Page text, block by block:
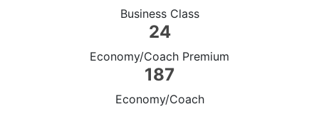
Business Class
24
Economy/Coach Premium
187
Economy/Coach